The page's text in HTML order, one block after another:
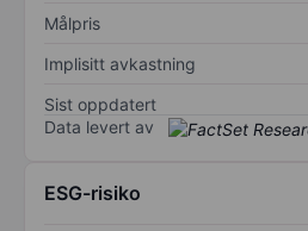
Målpris
Implisitt avkastning
Sist oppdatert
Data levert av
ESG-risiko